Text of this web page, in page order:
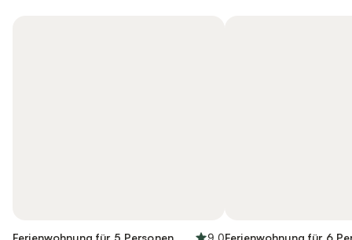
Ferienwohnung für 5 Personen,
9,0Ferienwohnung für 6